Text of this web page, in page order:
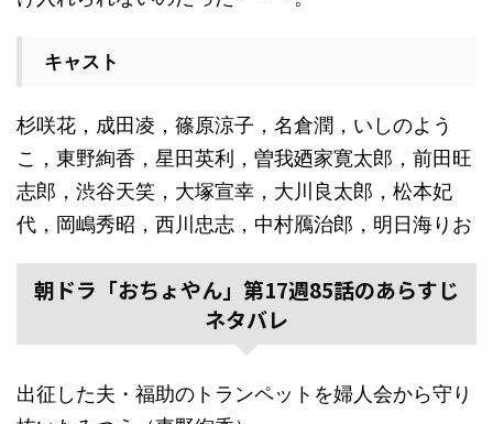
キャスト
杉咲花，成田凌，篠原涼子，名倉潤，いしのよう
こ，東野絢香，星田英利，曽我廼家寛太郎，前田旺
志郎，渋谷天笑，大塚宣幸，大川良太郎，松本妃
代，岡嶋秀昭，西川忠志，中村鴈治郎，明日海りお
朝ドラ「おちょやん」第17週85話のあらすじ
ネタバレ
出征した夫・福助のトランペットを婦人会から守り